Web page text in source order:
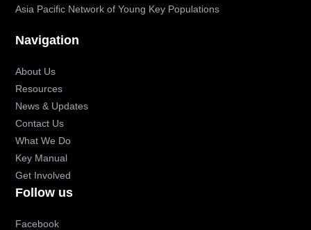
Asia Pacific Network of Young Key Populations
Navigation
About Us
Resources
News & Updates
Contact Us
What We Do
Key Manual
Get Involved
Follow us
Facebook